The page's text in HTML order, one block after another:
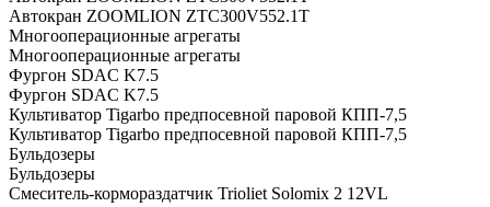
Автокран ZOOMLION ZTC300V552.1T
Многооперационные агрегаты
Многооперационные агрегаты
Фургон SDAC K7.5
Фургон SDAC K7.5
Культиватор Tigarbo предпосевной паровой КПП-7,5
Культиватор Tigarbo предпосевной паровой КПП-7,5
Бульдозеры
Бульдозеры
Смеситель-кормораздатчик Trioliet Solomix 2 12VL